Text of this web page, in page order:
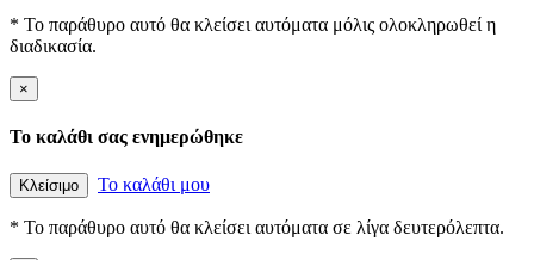
* Το παράθυρο αυτό θα κλείσει αυτόματα μόλις ολοκληρωθεί η
διαδικασία.
×
Το καλάθι σας ενημερώθηκε
Κλείσιμο Το καλάθι μου
* Το παράθυρο αυτό θα κλείσει αυτόματα σε λίγα δευτερόλεπτα.